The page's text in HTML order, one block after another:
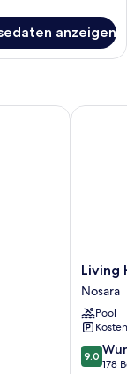
anzeigen
Living
Hotel
Nosara
Living
Nosara
Pool
9.0
von
9.0
178
Living